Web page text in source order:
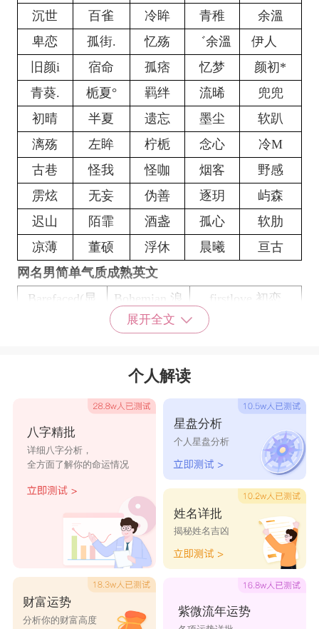
沉世
百雀 冷眸 青稚
余溫
卑恋
孤街. 忆殇 ゛余溫
伊人ゞ
旧颜i
宿命 孤痞 忆梦
颜初*
青葵.
栀夏° 羁绊 流晞
兜兜
初晴
半夏 遗忘 墨尘
软趴
漓殇
左眸 柠栀 念心
冷M
古巷
怪我 怪咖 烟客
野感
雳炫
无妄 伪善 逐玥
屿森
迟山
陌霏 酒盏 孤心
软肋
凉薄
董硕 浮休 晨曦
亘古
网名男简单气质成熟英文
Barefaced(显
Bohemian.浪
荡不羁
firstlove.初恋
Gorgeous艳
丽
Northern Dream(北梦)
Possessiveness(占
Surname@
dialog(对白)
rebirth重生 release放心
chihiro千寻
deephug深拥
Juvenile*少
年
Devotion忠诚
Infatuation痴
Torture 煎熬
展开全文
个人解读
八字精批
详细八字分析，
全方面了解你的命运情况
财富运势
分析你的财富高度
星盘分析
个人星盘分析
姓名详批
揭秘姓名吉凶
紫微流年运势